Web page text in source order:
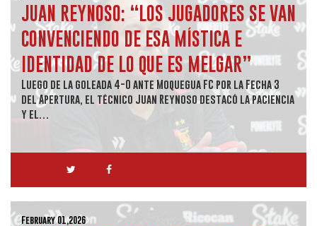
JUAN REYNOSO: “LOS JUGADORES SE VAN
CONVENCIENDO DE ESA MÍSTICA E
IDENTIDAD DE LO QUE ES MELGAR”
Luego de la goleada 4-0 ante Moquegua FC por la Fecha 3
del Apertura, el técnico Juan Reynoso destacó la paciencia
y el…
February 01,2026